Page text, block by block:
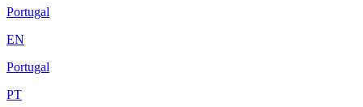
Portugal
EN
Portugal
PT